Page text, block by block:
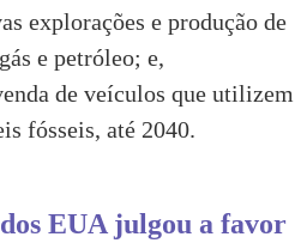
explorações e produção de
e petróleo; e,
de veículos que utilizem
fósseis, até 2040.
EUA julgou a favor